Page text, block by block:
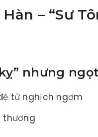
– “Sư
nhưng
tử nghịch ngợm
thương